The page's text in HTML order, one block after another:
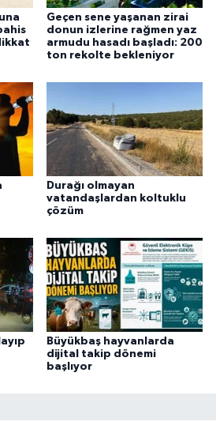
Geçen sene yaşanan zirai
donun izlerine rağmen yaz
armudu hasadı başladı: 200
ton rekolte bekleniyor
Durağı olmayan
vatandaşlardan koltuklu
çözüm
Büyükbaş hayvanlarda
dijital takip dönemi
başlıyor